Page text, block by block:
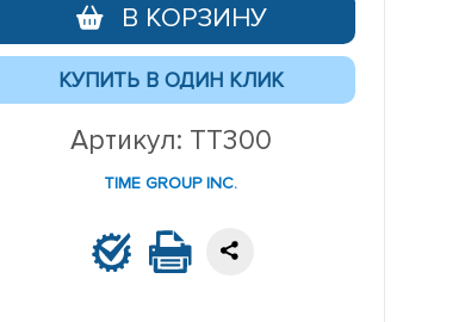
В КОРЗИНУ
Артикул: TT300
TIME GROUP INC.